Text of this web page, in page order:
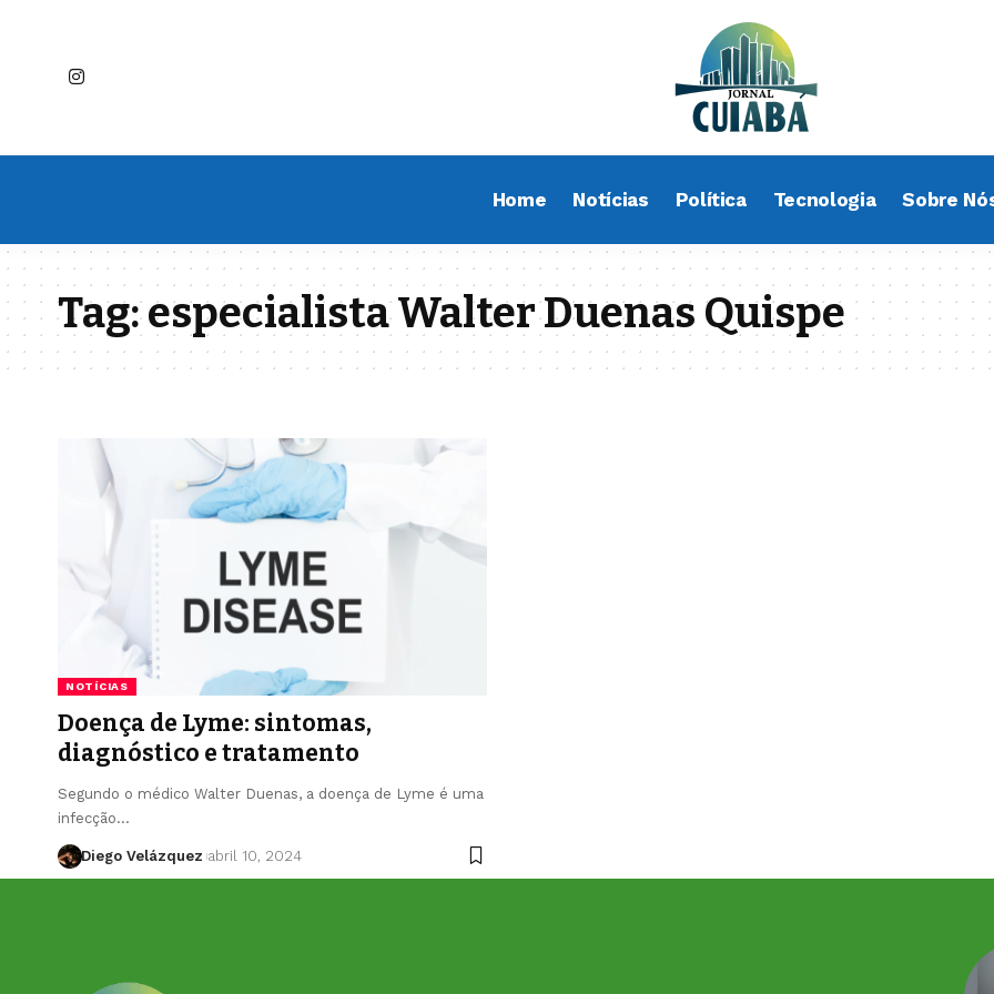
Home Notícias Política Tecnologia Sobre
Tag:especialista Walter Duenas Quispe
NOTÍCIAS
Doença de Lyme: sintomas,
diagnóstico e tratamento
Segundo o médico Walter Duenas, a doença de Lyme é uma
infecção…
Diego Velázquez abril 10, 2024